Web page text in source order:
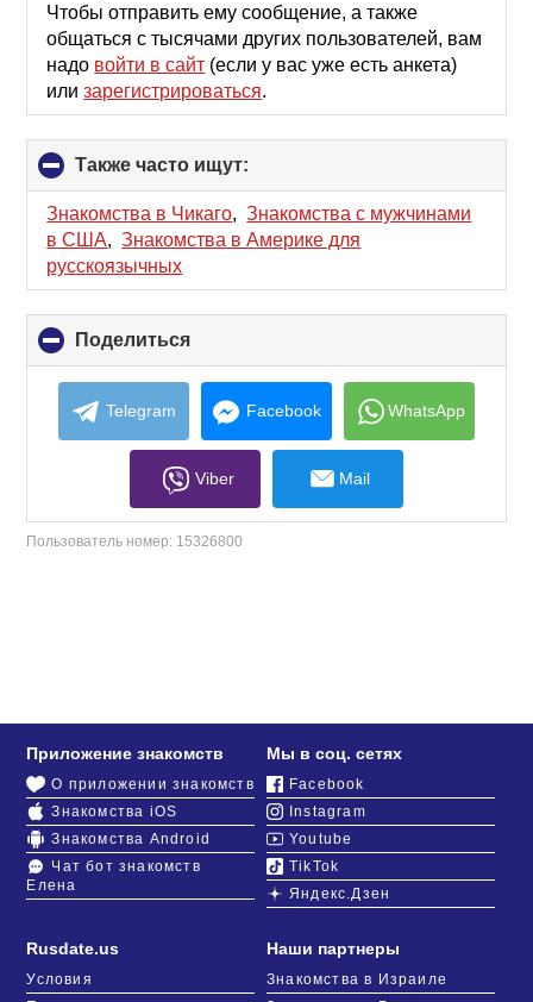
Чтобы отправить ему сообщение, а также
общаться с тысячами других пользователей, вам
надо войти в сайт (если у вас уже есть анкета)
илизарегистрироваться.
Также часто ищут:
to
collapse
contents
Знакомства в Чикаго,Знакомства с мужчинами
в США,Знакомства в Америке для
русскоязычных
Поделиться
to
collapse
contents
Telegram Facebook WhatsApp
Viber Mail
Пользователь номер: 15326800
Rusdate.us
Условия
Приложение знакомств
О приложении знакомств
Знакомства iOS
Знакомства Android
Чат бот знакомств
Елена
Мы в соц. сетях
Facebook
Instagram
Youtube
TikTok
Яндекс.Дзен
Наши партнеры
Знакомства в Израиле